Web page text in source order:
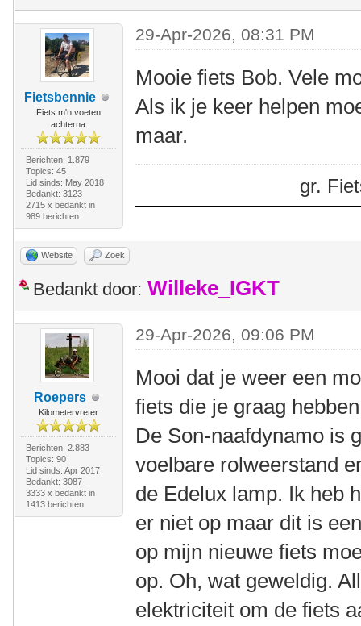
Fietsbennie
Fiets m'n voeten
achterna
Berichten: 1.879
Topics: 45
Lid sinds: May 2018
Bedankt: 3123
2715 x bedankt in
989 berichten
29-Apr-2026, 08:31 PM
Mooie fiets Bob. Vele
Als ik je keer helpen
maar.
gr.
Website Zoek
Bedankt door: Willeke_IGKT
Roepers
Kilometervreter
Berichten: 2.883
Topics: 90
Lid sinds: Apr 2017
Bedankt: 3087
3333 x bedankt in
1413 berichten
29-Apr-2026, 09:06 PM
Mooi dat je weer een
fiets die je graag
De Son-naafdynamo is
voelbare rolweerstand
de Edelux lamp. Ik heb
er niet op maar dit is
op mijn nieuwe fiets
op. Oh, wat geweldig.
elektriciteit om de fiets